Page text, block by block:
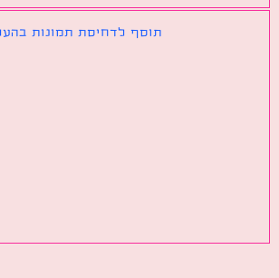
תוסף לדחיסת תמונות בהעלאה